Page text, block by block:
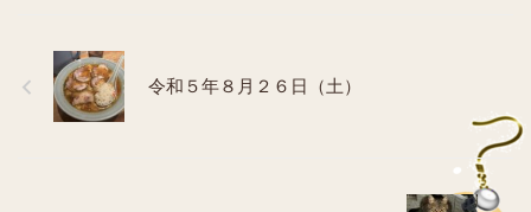
令和５年８月２６日（土）